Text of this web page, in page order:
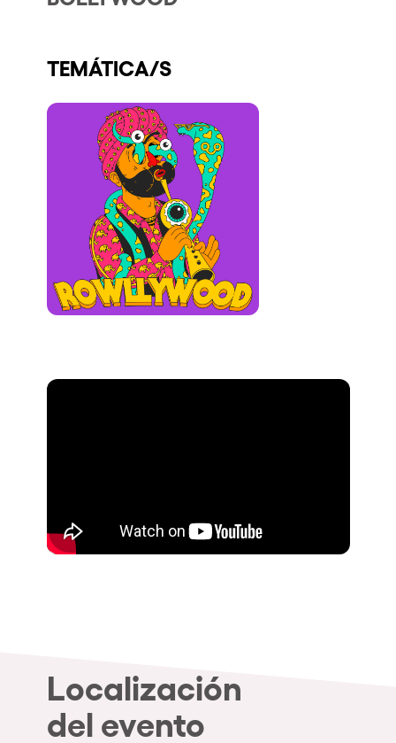
¿Quieres trabajar con nosotros?
Síguenos en tiktok
Síguenos en facebook
Síguenos en instagram
Síguenos en twitter
Síguenos en linkedin
Síguenos en youtube
Política de Privacidad
Política de Cookies
Política de Sostenibilidad
TEMÁTICA/S
Localización
del evento